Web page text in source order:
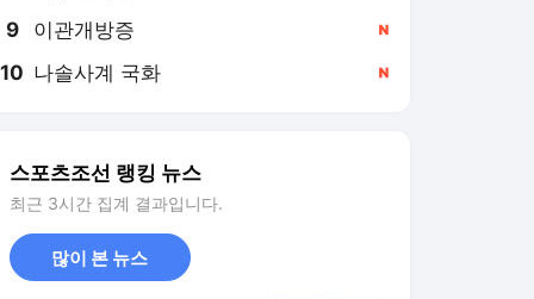
9 이관개방증
10 나솔사계 국화
스포츠조선 랭킹 뉴스
최근 3시간 집계 결과입니다.
많이 본 뉴스